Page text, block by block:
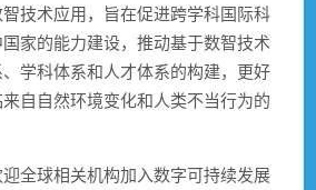
技术应用，旨在促进跨学科国际科
家的能力建设，推动基于数智技术
学科体系和人才体系的构建，更好
自自然环境变化和人类不当行为的
球相关机构加入数字可持续发展